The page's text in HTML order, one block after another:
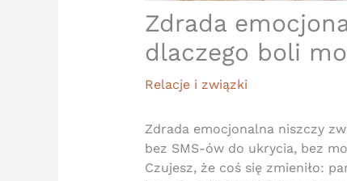
Zdrada
dlaczego boli
Relacje i związki
Zdrada emocjonalna niszczy
bez SMS-ów do ukrycia, bez
Czujesz, że coś się zmieniło: